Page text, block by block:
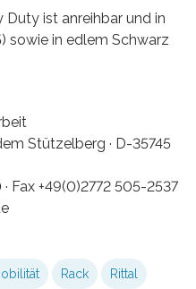
Duty ist anreihbar und in
sowie in edlem Schwarz
Stützelberg · D-35745
Fax +49(0)2772 505-2537
Rack Rittal